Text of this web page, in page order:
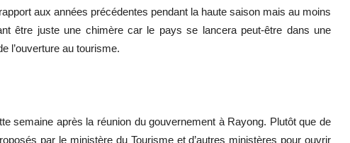
aux années précédentes pendant la haute saison mais au moins
être juste une chimère car le pays se lancera peut-être dans une
l’ouverture au tourisme.
semaine après la réunion du gouvernement à Rayong. Plutôt que de
par le ministère du Tourisme et d’autres ministères pour ouvrir